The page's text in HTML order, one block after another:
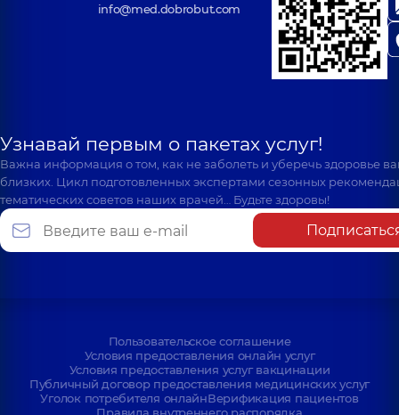
info@med.dobrobut.com
Узнавай первым о пакетах услуг!
Важна информация о том, как не заболеть и уберечь здоровье
близких. Цикл подготовленных экспертами сезонных
тематических советов наших врачей… Будьте здоровы!
Пользовательское соглашение
Условия предоставления онлайн услуг
Условия предоставления услуг вакцинации
Публичный договор предоставления медицинских услуг
Уголок потребителя онлайнВерификация пациентов